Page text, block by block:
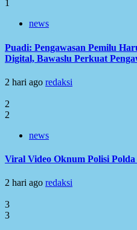
1
news
Puadi: Pengawasan Pemilu
Digital, Bawaslu Perkuat
2 hari ago redaksi
2
2
news
Viral Video Oknum Polisi
2 hari ago redaksi
3
3